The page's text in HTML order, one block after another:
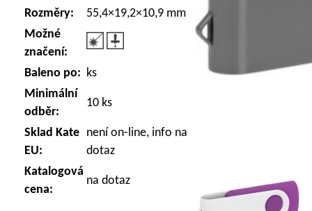
Rozměry:
55,4×19,2×10,9 mm
Možné
značení:
Baleno po: ks
Minimální
odběr:
10 ks
Sklad Kate
EU:
není on-line, info na
dotaz
Katalogová
cena:
na dotaz